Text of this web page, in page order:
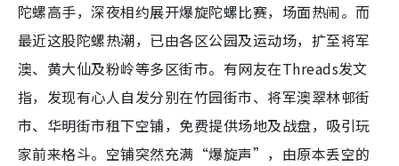
陀螺高手，深夜相约展开爆旋陀螺比赛，场面热闹。而
最近这股陀螺热潮，已由各区公园及运动场，扩至将军
澳、黄大仙及粉岭等多区街市。有网友在Threads发文
指，发现有心人自发分别在竹园街市、将军澳翠林邨街
市、华明街市租下空铺，免费提供场地及战盘，吸引玩
家前来格斗。空铺突然充满“爆旋声”，由原本丢空的